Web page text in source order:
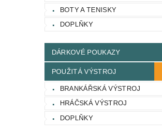
BOTY A TENISKY
DOPLŇKY
DÁRKOVÉ POUKAZY
POUŽITÁ VÝSTROJ
BRANKÁŘSKÁ VÝSTROJ
HRÁČSKÁ VÝSTROJ
DOPLŇKY